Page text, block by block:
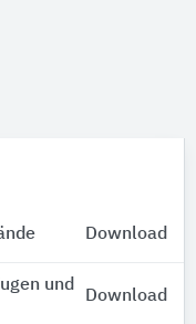
Download
und
Download